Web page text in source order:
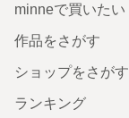
minneで買いたい
作品をさがす
ショップをさがす
ランキング